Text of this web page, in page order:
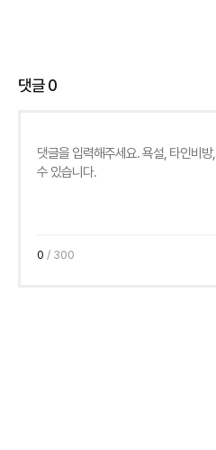
댓글0
0 / 300